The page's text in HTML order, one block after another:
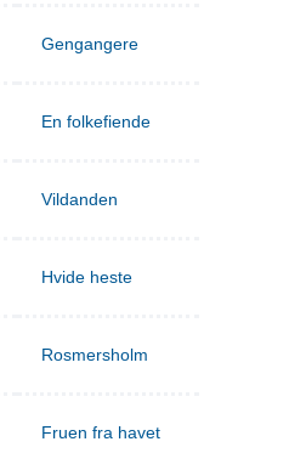
Gengangere
En folkefiende
Vildanden
Hvide heste
Rosmersholm
Fruen fra havet